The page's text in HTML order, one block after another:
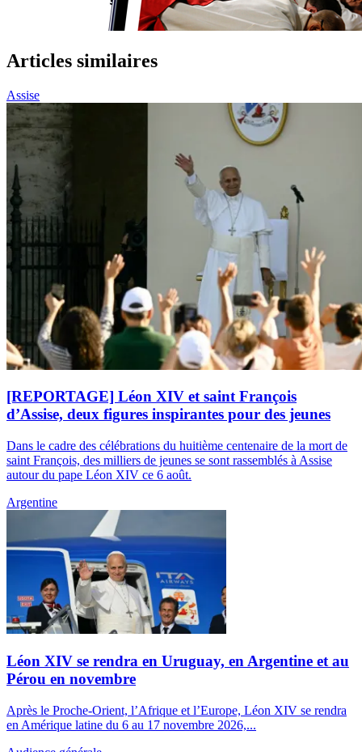
Articles similaires
Assise
[REPORTAGE] Léon XIV et saint François
d’Assise, deux figures inspirantes pour des jeunes
Dans le cadre des célébrations du huitième centenaire de la mort de
saint François, des milliers de jeunes se sont rassemblés à Assise
autour du pape Léon XIV ce 6 août.
Argentine
Léon XIV se rendra en Uruguay, en Argentine et au
Pérou en novembre
Après le Proche-Orient, l’Afrique et l’Europe, Léon XIV se rendra
en Amérique latine du 6 au 17 novembre 2026,...